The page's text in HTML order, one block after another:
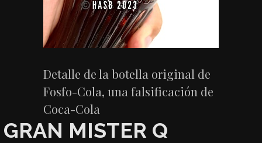
Detalle de la botella original de
Fosfo-Cola, una falsificación de
Coca-Cola
GRAN MISTER Q